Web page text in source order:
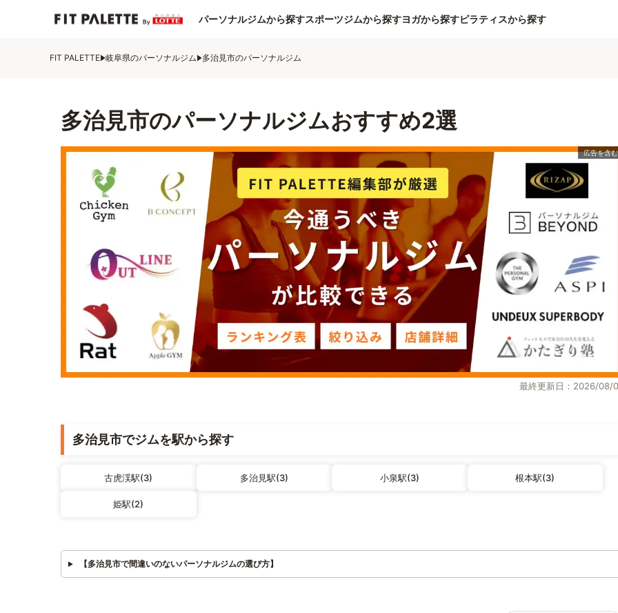
パーソナルジムから探すスポーツジムから探すヨガから探すピラティスから探す
FIT PALETTE 岐阜県のパーソナルジム 多治見市のパーソナルジム
多治見市のパーソナルジムおすすめ2選
最終更新日：2026/08/
多治見市でジムを駅から探す
古虎渓駅(3) 多治見駅(3) 小泉駅(3) 根本駅(3)
姫駅(2)
【多治見市で間違いのないパーソナルジムの選び方】